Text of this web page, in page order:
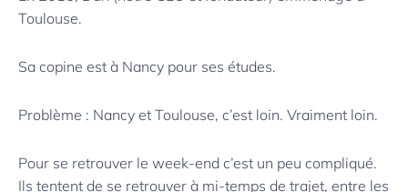
Toulouse.
Sa copine est à Nancy pour ses études.
Problème : Nancy et Toulouse, c’est loin. Vraiment loin.
Pour se retrouver le week-end c’est un peu compliqué.
Ils tentent de se retrouver à mi-temps de trajet, entre les